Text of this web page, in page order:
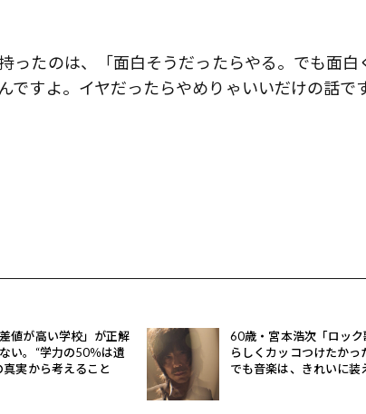
たのは、「面白そうだったらやる。でも面白
ですよ。イヤだったらやめりゃいいだけの話で
差値が高い学校」が正解
い。“学力の50％は遺
真実から考えること
60歳・宮本浩次「ロック
らしくカッコつけたかっ
でも音楽は、きれいに装